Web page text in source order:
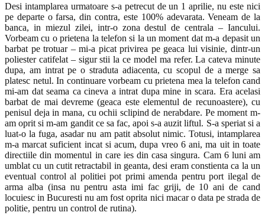
Desi intamplarea urmatoare s-a petrecut de un 1 aprilie, nu este nici
pe departe o farsa, din contra, este 100% adevarata. Veneam de la
banca, in miezul zilei, intr-o zona destul de centrala – Iancului.
Vorbeam cu o prietena la telefon si la un moment dat m-a depasit un
barbat pe trotuar – mi-a picat privirea pe geaca lui visinie, dintr-un
poliester catifelat – sigur stii la ce model ma refer. La cateva minute
dupa, am intrat pe o straduta adiacenta, cu scopul de a merge sa
platesc netul. In continuare vorbeam cu prietena mea la telefon cand
mi-am dat seama ca cineva a intrat dupa mine in scara. Era acelasi
barbat de mai devreme (geaca este elementul de recunoastere), cu
penisul deja in mana, cu ochii sclipind de nerabdare. Pe moment m-
am oprit si m-am gandit ce sa fac, apoi s-a auzit liftul. S-a speriat si a
luat-o la fuga, asadar nu am patit absolut nimic. Totusi, intamplarea
m-a marcat suficient incat si acum, dupa vreo 6 ani, ma uit in toate
directiile din momentul in care ies din casa singura. Cam 6 luni am
umblat cu un cutit retractabil in geanta, desi eram constienta ca la un
eventual control al politiei pot primi amenda pentru port ilegal de
arma alba (insa nu pentru asta imi fac griji, de 10 ani de cand
locuiesc in Bucuresti nu am fost oprita nici macar o data pe strada de
politie, pentru un control de rutina).